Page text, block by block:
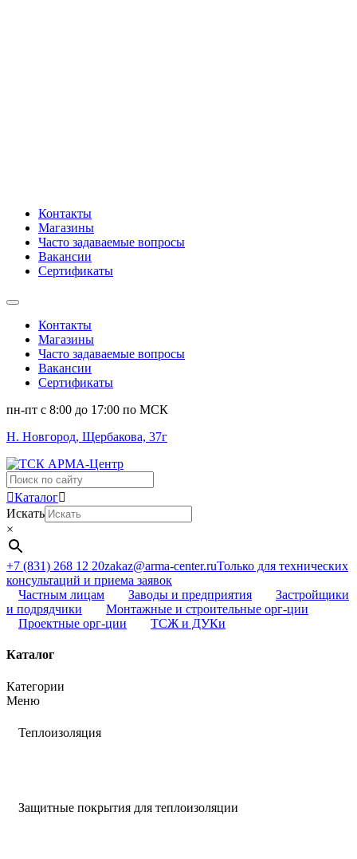
Контакты
Магазины
Часто задаваемые вопросы
Вакансии
Сертификаты
Контакты
Магазины
Часто задаваемые вопросы
Вакансии
Сертификаты
пн-пт c 8:00 до 17:00 по МСК
Н. Новгород, Щербакова, 37г
Поиск
...Каталог
Искать
×
+7 (831) 268 12 20zakaz@arma-center.ruТолько для технических
консультаций и приема заявок
Частным лицам
Заводы и предприятия
Застройщики
и подрядчики
Монтажные и строительные орг-ции
Проектные орг-ции
ТСЖ и ДУКи
Каталог
Категории
Меню
Теплоизоляция
Защитные покрытия для теплоизоляции